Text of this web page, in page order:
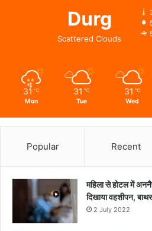
Durg
Scattered Clouds
31 ℃
Mon
31 ℃
Tue
31 ℃
Wed
Popular Recent
महिला से होटल में
दिखाया वहशीपन,
2 July 2022